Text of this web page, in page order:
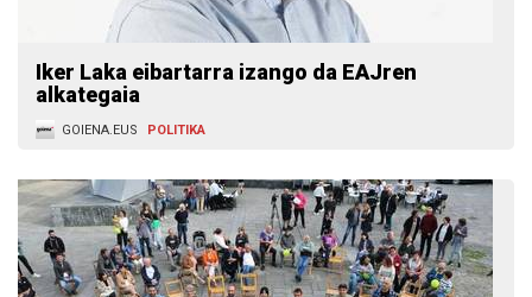
Iker Laka eibartarra izango da EAJren
alkategaia
GOIENA.EUS POLITIKA